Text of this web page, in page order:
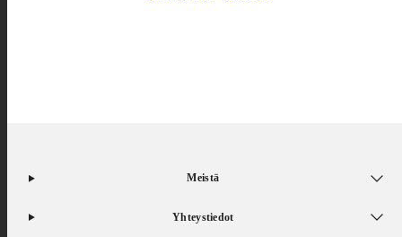
Meistä
Yhteystiedot